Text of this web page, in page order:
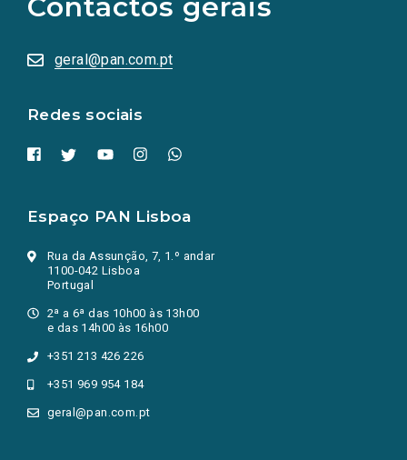
Contactos gerais
geral@pan.com.pt
Redes sociais
redes
sociais
numa
nova
Espaço PAN Lisboa
Rua da Assunção, 7, 1.º andar
1100-042 Lisboa
Portugal
2ª a 6ª das 10h00 às 13h00
e das 14h00 às 16h00
+351 213 426 226
+351 969 954 184
geral@pan.com.pt